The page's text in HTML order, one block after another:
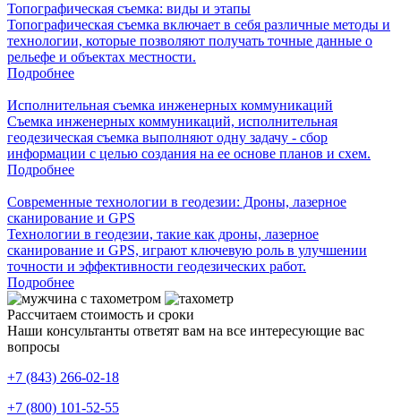
Топографическая съемка: виды и этапы
Топографическая съемка включает в себя различные методы и
технологии, которые позволяют получать точные данные о
рельефе и объектах местности.
Подробнее
Исполнительная съемка инженерных коммуникаций
Съемка инженерных коммуникаций, исполнительная
геодезическая съемка выполняют одну задачу - сбор
информации с целью создания на ее основе планов и схем.
Подробнее
Современные технологии в геодезии: Дроны, лазерное
сканирование и GPS
Технологии в геодезии, такие как дроны, лазерное
сканирование и GPS, играют ключевую роль в улучшении
точности и эффективности геодезических работ.
Подробнее
Рассчитаем стоимость и сроки
Наши консультанты ответят вам на все интересующие вас
вопросы
+7 (843) 266-02-18
+7 (800) 101-52-55